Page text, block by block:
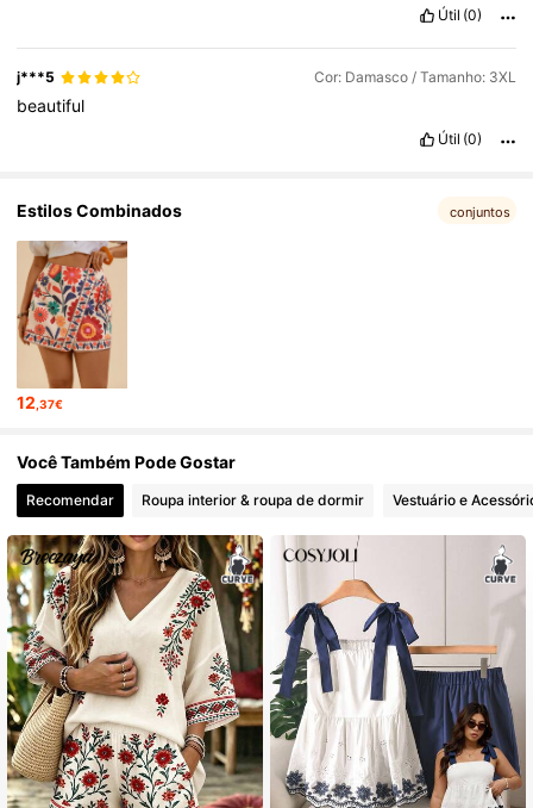
4,77
Útil (0)
j***5 Cor: Damasco / Tamanho: 3XL
beautiful
Útil (0)
Estilos Combinados conjuntos
12 ,37€
Você Também Pode Gostar
Recomendar Roupa interior & roupa de dormir Vestuário e